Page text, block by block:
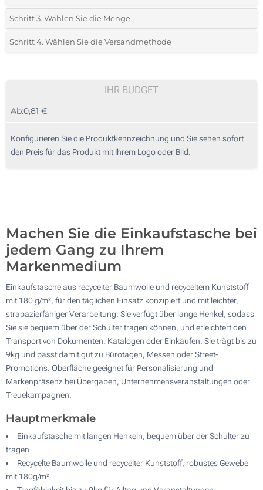
*Wählen Sie die Druck- und Farbtechniken für Ihr Logo:
1 Farbig (Auf einer Seite)
3 Farbig (Auf einer Seite)
Vollfarbdruck (Auf einer Seite)
Schritt 3. Wählen Sie die Menge
*Bitte wählen Sie Ihre gewünschte Menge
50
125
250
Schritt 4. Wählen Sie die Versandmethode
IHR BUDGET
Ab:0,81 €
Konfigurieren Sie die Produktkennzeichnung und Sie sehen sofort
den Preis für das Produkt mit Ihrem Logo oder Bild.
Machen Sie die Einkaufstasche bei
jedem Gang zu Ihrem
Markenmedium
Einkaufstasche aus recycelter Baumwolle und recyceltem Kunststoff
mit 180 g/m², für den täglichen Einsatz konzipiert und mit leichter,
strapazierfähiger Verarbeitung. Sie verfügt über lange Henkel, sodass
Sie sie bequem über der Schulter tragen können, und erleichtert den
Transport von Dokumenten, Katalogen oder Einkäufen. Sie trägt bis zu
9kg und passt damit gut zu Bürotagen, Messen oder Street-
Promotions. Oberfläche geeignet für Personalisierung und
Markenpräsenz bei Übergaben, Unternehmensveranstaltungen oder
Treuekampagnen.
Hauptmerkmale
Einkaufstasche mit langen Henkeln, bequem über der Schulter zu
tragen
Recycelte Baumwolle und recycelter Kunststoff, robustes Gewebe
mit 180g/m²